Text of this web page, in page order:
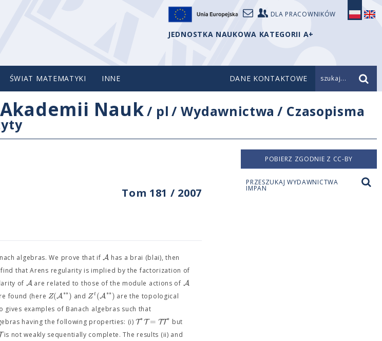
DLA PRACOWNIKÓW
JEDNOSTKA NAUKOWA KATEGORII A+
ŚWIAT MATEMATYKI INNE DANE KONTAKTOWE szukaj...
Nauk/ pl /Wydawnictwa / Czasopisma
Tom 181 / 2007
algebras. We prove that ifA has a brai (blai), then
that Arens regularity is implied by the factorization of
of Aare related to those of the module actions of A
found (here Z(A∗∗) and Zt(A∗∗) are the topological
examples of Banach algebras such that
having the following properties: (i)T∗T= TT∗ but
is not weakly sequentially complete. The results (ii) and
POBIERZ ZGODNIE Z CC-BY
PRZESZUKAJ WYDAWNICTWA
IMPAN